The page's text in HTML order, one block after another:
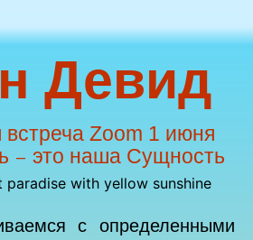
Девид
Zoom 1 июня
– это наша Сущность
с определенными